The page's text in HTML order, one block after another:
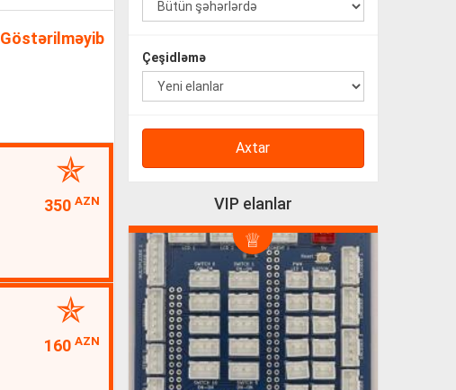
Çeşidləmə
Axtar
VIP elanlar
Göstərilməyib
350 AZN
160 AZN